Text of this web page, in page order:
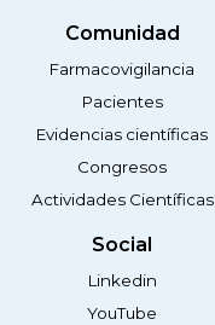
Comunidad
Farmacovigilancia
Pacientes
Evidencias científicas
Congresos
Actividades Científicas
Social
Linkedin
YouTube